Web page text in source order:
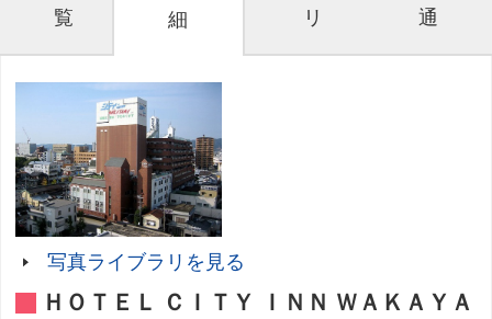
覧
細
リ
通
写真ライブラリを見る
ＨＯＴＥＬ ＣＩＴＹ ＩＮＮ ＷＡＫＡＹＡ